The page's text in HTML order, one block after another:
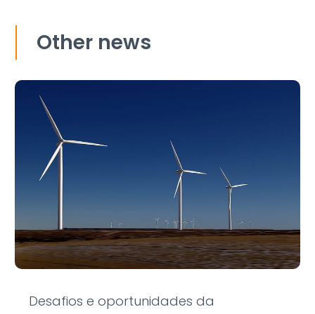
Other news
Desafios e oportunidades da